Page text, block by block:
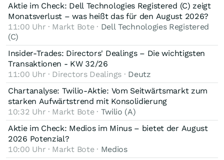
Aktie im Check: Dell Technologies Registered (C) zeigt
Monatsverlust – was heißt das für den August 2026?
11:00 Uhr · Markt Bote · Dell Technologies Registered
(C)
Insider-Trades: Directors' Dealings – Die wichtigsten
Transaktionen - KW 32/26
11:00 Uhr · Directors Dealings · Deutz
Chartanalyse: Twilio-Aktie: Vom Seitwärtsmarkt zum
starken Aufwärtstrend mit Konsolidierung
10:32 Uhr · Markt Bote · Twilio (A)
Aktie im Check: Medios im Minus – bietet der August
2026 Potenzial?
10:00 Uhr · Markt Bote · Medios